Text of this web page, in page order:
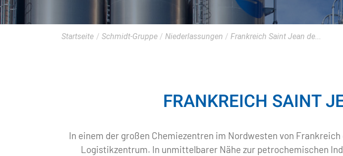
Startseite / Schmidt-Gruppe / Niederlassungen / Frankreich Saint Jean de...
FRANKREICH SAINT
In einem der großen Chemiezentren im Nordwesten von
Logistikzentrum. In unmittelbarer Nähe zur petrochemischen